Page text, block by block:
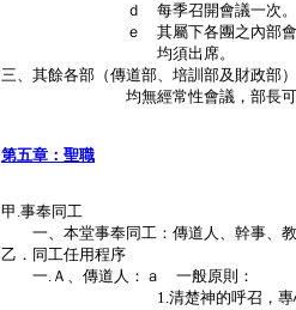
ｄ 每季召開會議一次。
ｅ 其屬下各團之內部會議由其
均須出席。
三、其餘各部（傳道部、培訓部及財政部
均無經常性會議，部長可按需
第五章：聖職
甲.事奉同工
一、本堂事奉同工：傳道人、幹事、
乙．同工任用程序
一.Ａ、傳道人：ａ 一般原則：
1.清楚神的呼召，專心以祈